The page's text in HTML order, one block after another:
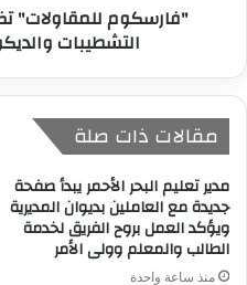
"فارسكوم للمقاولات"
التشطيبات
مقالات ذات صلة
مدير تعليم البحر الأحمر يبدأ صفحة
جديدة مع العاملين بديوان المديرية
ويؤكد العمل بروح الفريق لخدمة
الطالب والمعلم وولى الأمر
منذ ساعة واحدة